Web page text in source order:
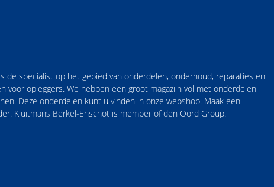
de specialist op het gebied van onderdelen, onderhoud, reparaties en
voor opleggers. We hebben een groot magazijn vol met onderdelen
Deze onderdelen kunt u vinden in onze webshop. Maak een
Kluitmans Berkel-Enschot is member of den Oord Group.